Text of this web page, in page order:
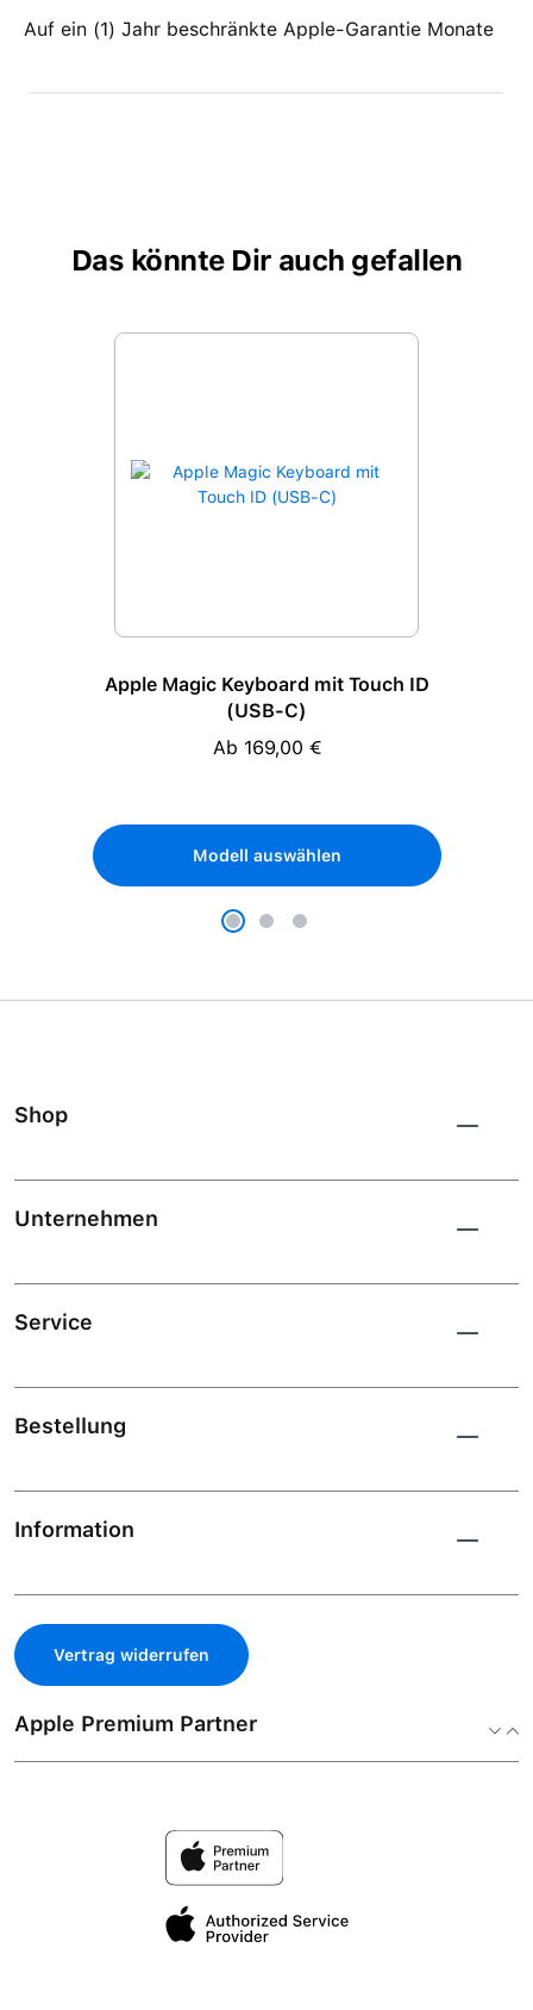
Auf ein (1) Jahr beschränkte Apple-Garantie Monate
Das könnte Dir auch gefallen
Produktgalerie überspringen
Apple Magic Keyboard mit Touch ID
(USB-C)
Regulärer Preis:
Ab 169,00 €
Modell auswählen
Shop
Unternehmen
Service
Bestellung
Information
Vertrag widerrufen
Apple Premium Partner